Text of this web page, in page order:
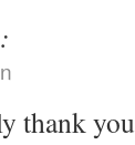
thank